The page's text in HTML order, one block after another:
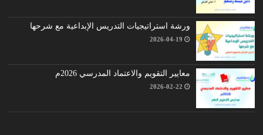
ورشة استراتيجيات التدريس الإبداعية مع شرحها
2026-04-19
معايير التقويم والاعتماد المدرسي 2026م
2026-02-22